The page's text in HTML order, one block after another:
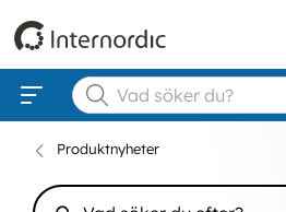
Produktnyheter